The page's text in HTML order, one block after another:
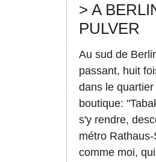
> A
PULVER
Au sud de
passant, huit
dans le
boutique:
s'y rendre,
métro
comme moi,